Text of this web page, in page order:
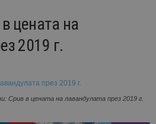
цената на
2019 г.
Срив в цената на лавандулата през 2019 г.